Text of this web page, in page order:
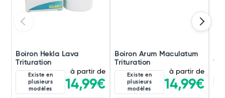
Boiron Hekla Lava
Trituration
Existe en
plusieurs
modèles
à partir de
14,99€
Boiron Arum Maculatum
Trituration
Existe en
plusieurs
modèles
à partir de
14,99€